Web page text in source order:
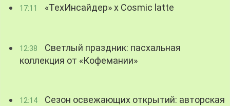
17:11 «ТехИнсайдер» х Cosmic latte
12:38
Светлый праздник: пасхальная
коллекция от «Кофемании»
12:14
Сезон освежающих открытий: авторская